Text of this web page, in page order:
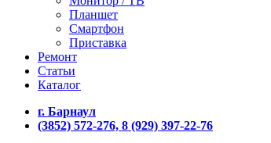
Планшет
Смартфон
Приставка
Ремонт
Статьи
Каталог
г. Барнаул
(3852) 572-276, 8 (929) 397-22-76